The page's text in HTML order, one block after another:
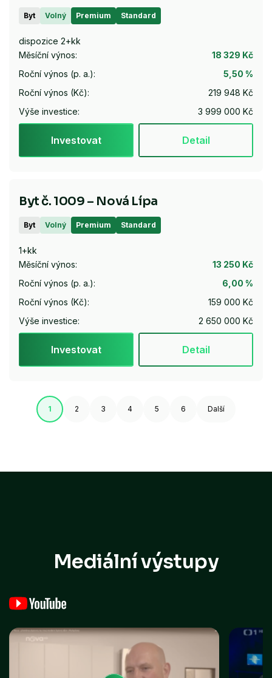
Byt Volný Premium Standard
dispozice 2+kk
Měsíční výnos:
18 329 Kč
Roční výnos (p. a.):
5,50 %
Roční výnos (Kč):
219 948 Kč
Výše investice:
3 999 000 Kč
Investovat Detail
Byt č. 1009 – Nová Lípa
Byt Volný Premium Standard
1+kk
Měsíční výnos:
13 250 Kč
Roční výnos (p. a.):
6,00 %
Roční výnos (Kč):
159 000 Kč
Výše investice:
2 650 000 Kč
Investovat Detail
1 2 3 4 5 6 Další
Mediální výstupy